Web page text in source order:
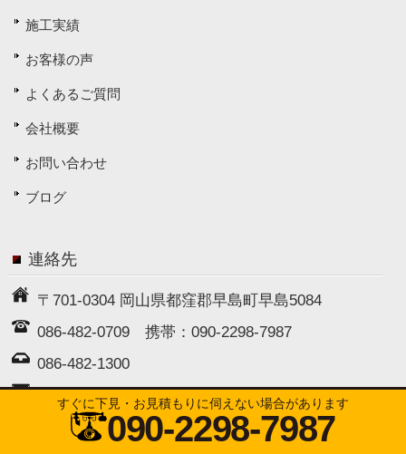
施工実績
お客様の声
よくあるご質問
会社概要
お問い合わせ
ブログ
連絡先
〒701-0304 岡山県都窪郡早島町早島5084
086-482-0709携帯： 090-2298-7987
086-482-1300
info@tsuboi-zoen.com
Copyright © 坪井造園 All rights Reserved.
すぐに下見・お見積もりに伺えない場合があります
090-2298-7987